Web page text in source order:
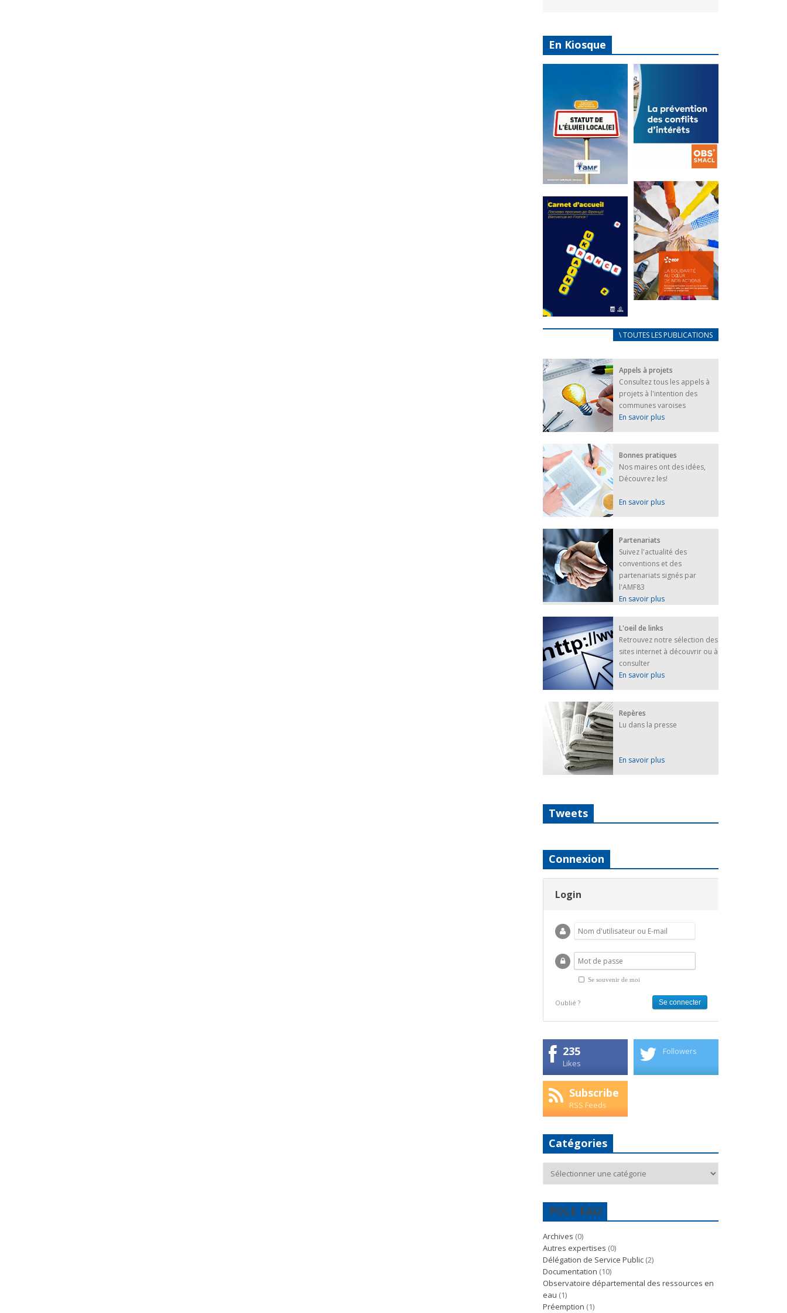
En Kiosque
Statut de
l’élu local
Mise à jour avril
2024
FEUILLETER
La
prévention
des conflits
d’intérêts
18 septembre 2023
FEUILLETER
au coeur de
nos actions
FEUILLETER
FRANÇAIS/UKRAINIEN
25 avril 2022
Afin
d’accompagner
au mieux les
réfugiés
ukrainiens arrivés
en France,...
FEUILLETER
\ TOUTES LES PUBLICATIONS
Appels à projets
Consultez tous les appels à
projets à l'intention des
communes varoises
En savoir plus
Bonnes pratiques
Nos maires ont des idées,
Découvrez les!
En savoir plus
Partenariats
Suivez l'actualité des
conventions et des
partenariats signés par
l'AMF83
En savoir plus
L'oeil de links
Retrouvez notre sélection des
sites internet à découvrir ou à
consulter
En savoir plus
Repères
Lu dans la presse
En savoir plus
Tweets
Connexion
Login
Se souvenir de moi
Oublié ?
235
Likes
Followers
Subscribe
RSS Feeds
Catégories
POLE EAU
Archives (0)
Autres expertises (0)
Délégation de Service Public (2)
Documentation (10)
Observatoire départemental des ressources en
eau (1)
Préemption (1)